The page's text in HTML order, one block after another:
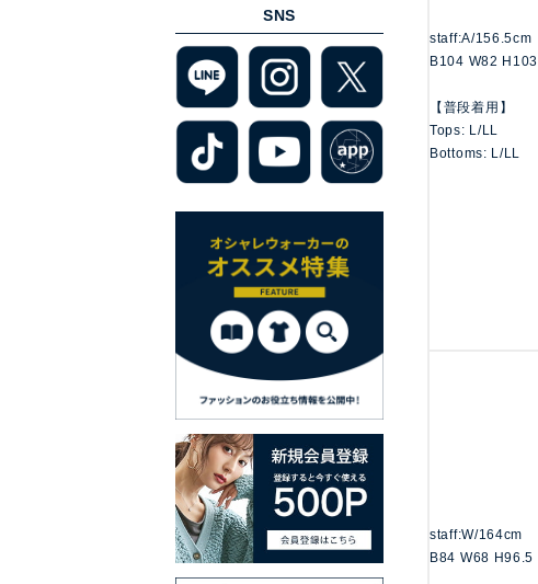
SNS
staff:A/156.5cm
B104 W82 H103
【普段着用】
Tops: L/LL
Bottoms: L/LL
staff:W/164cm
B84 W68 H96.5